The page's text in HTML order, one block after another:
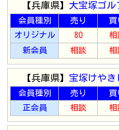
【兵庫県】 大宝塚ゴル
会員種別 売り 買
オリジナル
80 相
新会員
相談 相
【兵庫県】 宝塚けやき
会員種別 売り 買
正会員
相談 相